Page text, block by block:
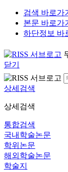
검색 바로가
본문 바로가
하단정보 바
닫기
상세검색
상세검색
통합검색
국내학술논문
학위논문
해외학술논문
학술지